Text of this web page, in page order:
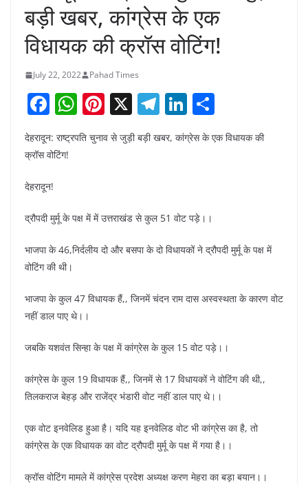
बड़ी खबर, कांग्रेस के एक
विधायक की क्रॉस वोटिंग!
July 22, 2022 Pahad Times
F
c
b
o
k
W
h
at
p
Pi
nt
er
X T
e
m
Li
n
k
n
h
ar
देहरादून: राष्ट्रपति चुनाव से जुड़ी बड़ी खबर, कांग्रेस के एक विधायक की
क्रॉस वोटिंग!
देहरादून!
द्रौपदी मुर्मू के पक्ष में में उत्तराखंड से कुल 51 वोट पड़े।।
भाजपा के 46,निर्दलीय दो और बसपा के दो विधायकों ने द्रौपदी मुर्मू के पक्ष में
वोटिंग की थी।
भाजपा के कुल 47 विधायक हैं,, जिनमें चंदन राम दास अस्वस्थता के कारण वोट
नहीं डाल पाए थे।।
जबकि यशवंत सिन्हा के पक्ष में कांग्रेस के कुल 15 वोट पड़े।।
कांग्रेस के कुल 19 विधायक हैं,, जिनमें से 17 विधायकों ने वोटिंग की थी,,
तिलकराज बेहड़ और राजेंद्र भंडारी वोट नहीं डाल पाए थे।।
एक वोट इनवेलिड हुआ है। यदि यह इनवेलिड वोट भी कांग्रेस का है, तो
कांग्रेस के एक विधायक का वोट द्रौपदी मुर्मू के पक्ष में गया है।।
क्रॉस वोटिंग मामले में कांग्रेस प्रदेश अध्यक्ष करण मेहरा का बड़ा बयान।।